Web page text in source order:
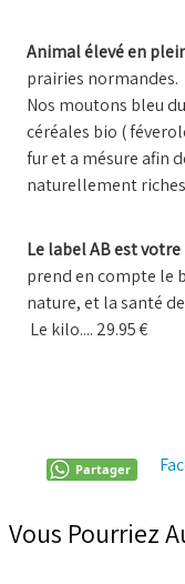
Animal élevé en
prairies normandes.
Nos moutons bleu
céréales bio (
fur et a mésure afin
naturellement
Le label AB est
prend en compte le
nature, et la santé
Le kilo.... 29.95 €
Partager
Vous Pourriez